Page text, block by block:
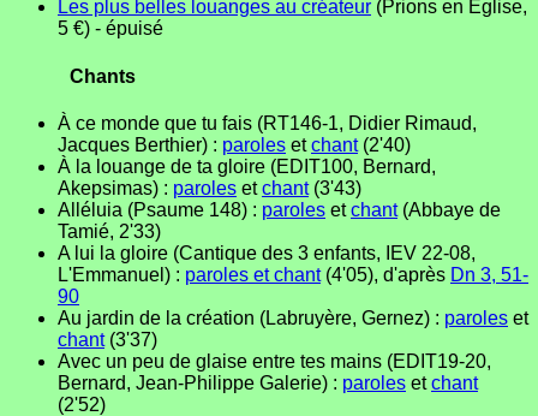
Les plus belles louanges au créateur (Prions en Église,
5 €) - épuisé
Chants
À ce monde que tu fais (RT146-1, Didier Rimaud,
Jacques Berthier) : paroles etchant(2'40)
À la louange de ta gloire (EDIT100, Bernard,
Akepsimas) : paroles etchant(3'43)
Alléluia (Psaume 148) : paroles etchant(Abbaye de
Tamié, 2'33)
A lui la gloire (Cantique des 3 enfants, IEV 22-08,
L'Emmanuel) : paroles et chant(4'05), d'après Dn 3, 51-
90
Au jardin de la création (Labruyère, Gernez) : paroles et
chant(3'37)
Avec un peu de glaise entre tes mains (EDIT19-20,
Bernard, Jean-Philippe Galerie) : paroles etchant
(2'52)